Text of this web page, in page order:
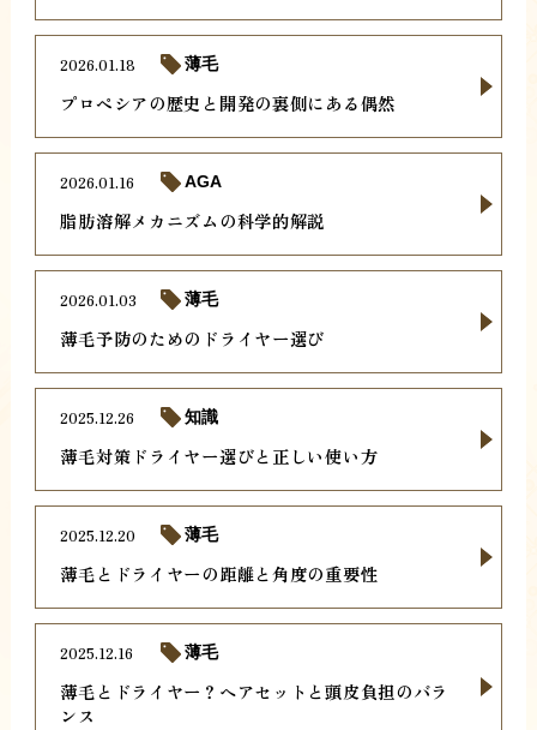
プロペシアの歴史と開発の裏側にある偶然
2026.01.18 薄毛
脂肪溶解メカニズムの科学的解説
2026.01.16 AGA
薄毛予防のためのドライヤー選び
2026.01.03 薄毛
薄毛対策ドライヤー選びと正しい使い方
2025.12.26 知識
薄毛とドライヤーの距離と角度の重要性
2025.12.20 薄毛
薄毛とドライヤー？ヘアセットと頭皮負担のバラ
ンス
2025.12.16 薄毛